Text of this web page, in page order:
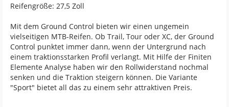
Reifengröße: 27,5 Zoll
Mit dem Ground Control bieten wir einen ungemein
vielseitigen MTB-Reifen. Ob Trail, Tour oder XC, der Ground
Control punktet immer dann, wenn der Untergrund nach
einem traktionsstarken Profil verlangt. Mit Hilfe der Finiten
Elemente Analyse haben wir den Rollwiderstand nochmal
senken und die Traktion steigern können. Die Variante
"Sport" bietet all das zu einem sehr attraktiven Preis.